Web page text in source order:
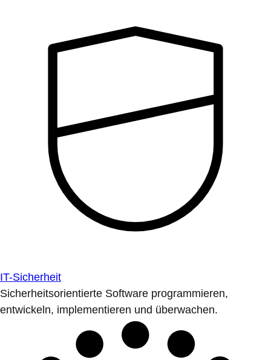
IT-Sicherheit
Sicherheitsorientierte Software programmieren,
entwickeln, implementieren und überwachen.